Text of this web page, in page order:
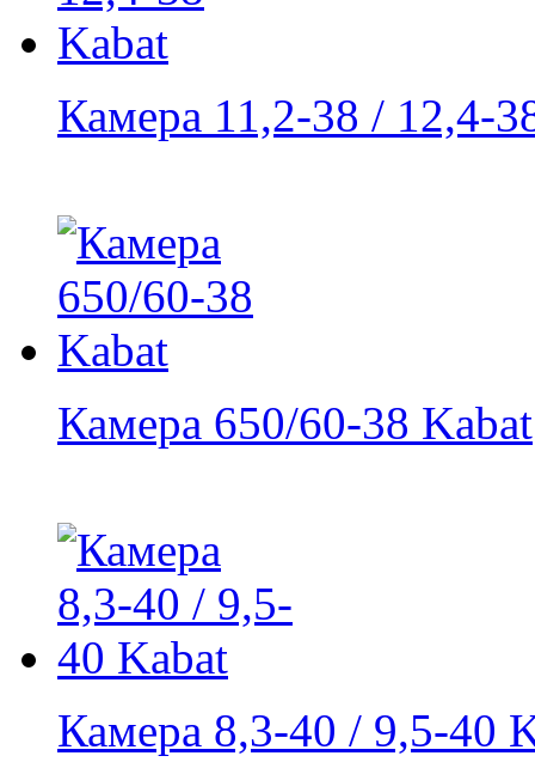
Камера 11,2-38 / 12,4-
Камера 650/60-38 Kabat
Камера 8,3-40 / 9,5-40